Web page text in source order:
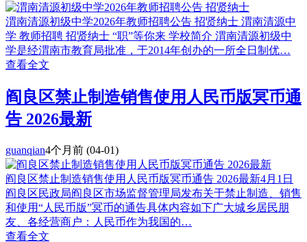
渭南清源初级中学2026年教师招聘公告 招贤纳士 渭南清源中
学 教师招聘 招贤纳士 “职”等你来 学校简介 渭南清源初级中
学是经渭南市教育局批准，于2014年创办的一所全日制优…
查看全文
阎良区禁止制造销售使用人民币版冥币通
告 2026最新
guanqian4个月前 (04-01)
阎良区禁止制造销售使用人民币版冥币通告 2026最新4月1日
阎良区民政局阎良区市场监督管理局发布关于禁止制造、销售
和使用“人民币版”冥币的通告具体内容如下广大城乡居民朋
友、各经营商户：人民币作为我国的…
查看全文